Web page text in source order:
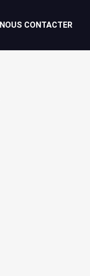
NOUS CONTACTER